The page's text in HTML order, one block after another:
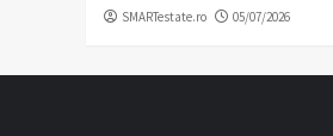
SMARTestate.ro 05/07/2026